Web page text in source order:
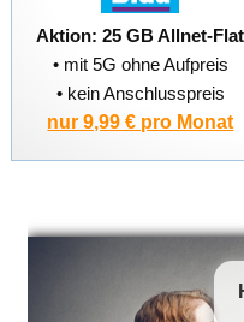
Aktion: 25 GB Allnet-Flat
• mit 5G ohne Aufpreis
• kein Anschlusspreis
nur 9,99 € pro Monat